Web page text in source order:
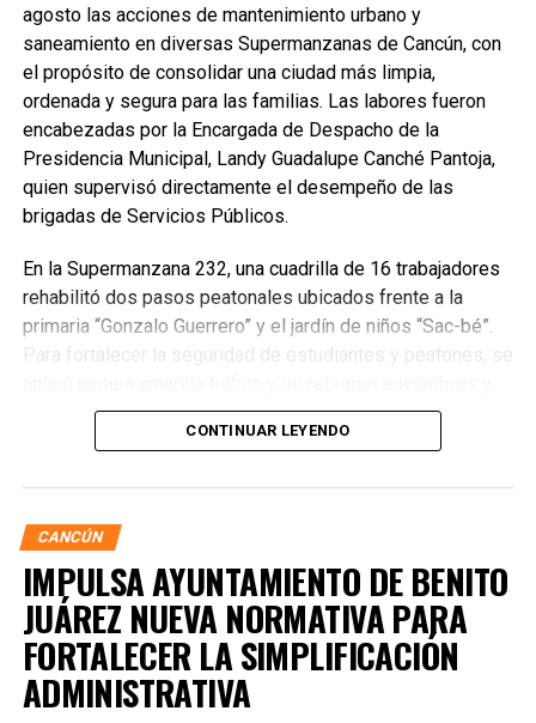
agosto las acciones de mantenimiento urbano y
saneamiento en diversas Supermanzanas de Cancún, con
el propósito de consolidar una ciudad más limpia,
ordenada y segura para las familias. Las labores fueron
encabezadas por la Encargada de Despacho de la
Presidencia Municipal, Landy Guadalupe Canché Pantoja,
quien supervisó directamente el desempeño de las
brigadas de Servicios Públicos.
En la Supermanzana 232, una cuadrilla de 16 trabajadores
rehabilitó dos pasos peatonales ubicados frente a la
primaria “Gonzalo Guerrero” y el jardín de niños “Sac-bé”.
Para fortalecer la seguridad de estudiantes y peatones, se
residuos vegetales acumulados en la zona. Estas
acciones buscan garantizar entornos escolares más
CONTINUAR LEYENDO
CANCÚN
IMPULSA AYUNTAMIENTO DE BENITO
JUÁREZ NUEVA NORMATIVA PARA
FORTALECER LA SIMPLIFICACIÓN
ADMINISTRATIVA